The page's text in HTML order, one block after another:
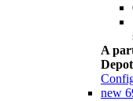
A
new